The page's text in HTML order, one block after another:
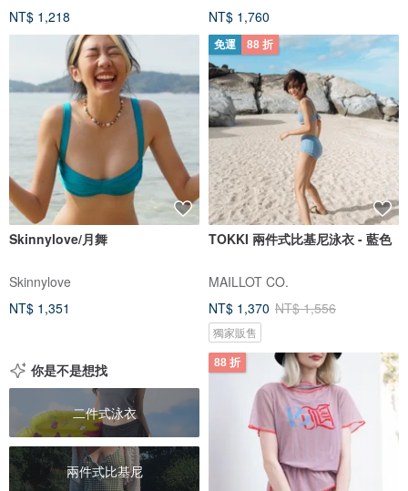
NT$ 1,218
NT$ 1,760
Skinnylove/月舞
Skinnylove
NT$ 1,351
免運 88 折
TOKKI 兩件式比基尼泳衣 - 藍色
MAILLOT CO.
NT$ 1,370 NT$ 1,556
獨家販售
你是不是想找
二件式泳衣
兩件式比基尼
88 折